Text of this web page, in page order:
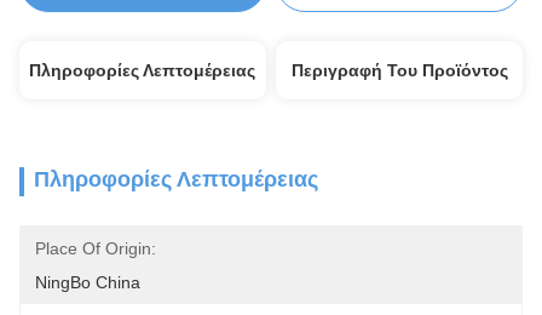
Πληροφορίες Λεπτομέρειας Περιγραφή Του Προϊόντος
Πληροφορίες Λεπτομέρειας
Place Of Origin:
NingBo China